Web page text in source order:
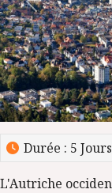
Précédent
Durée : 5 Jours
L'Autriche